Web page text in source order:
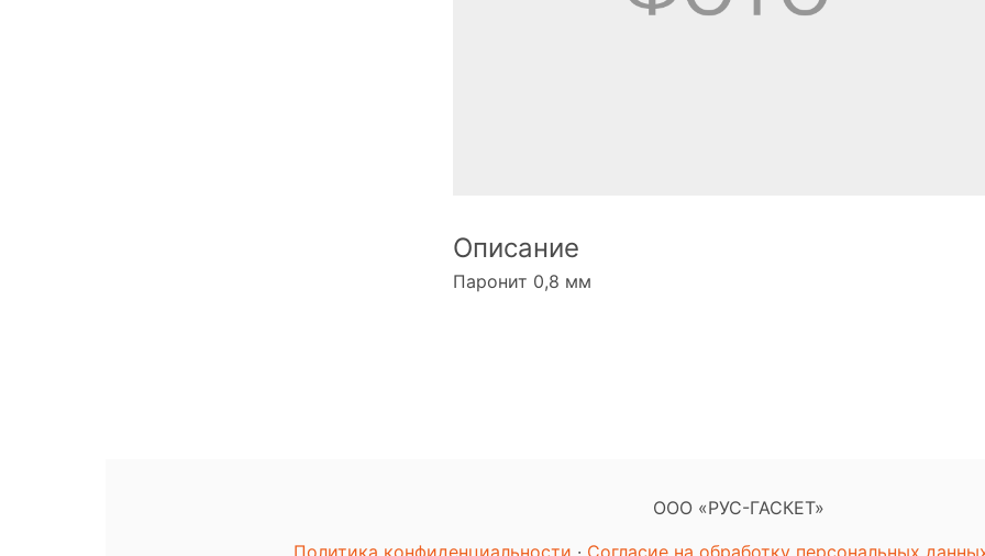
Описание
Паронит 0,8 мм
ООО «РУС-ГАСКЕТ»
Политика конфиденциальности · Согласие на обработку персональных